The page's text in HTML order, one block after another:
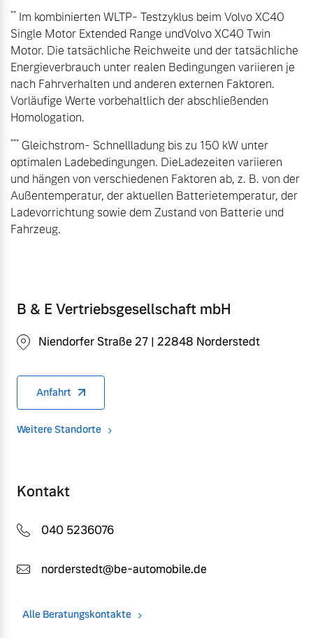
** Im kombinierten WLTP- Testzyklus beim Volvo XC40
Single Motor Extended Range undVolvo XC40 Twin
Motor. Die tatsächliche Reichweite und der tatsächliche
Energieverbrauch unter realen Bedingungen variieren je
nach Fahrverhalten und anderen externen Faktoren.
Vorläufige Werte vorbehaltlich der abschließenden
Homologation.
*** Gleichstrom- Schnellladung bis zu 150 kW unter
optimalen Ladebedingungen. DieLadezeiten variieren
und hängen von verschiedenen Faktoren ab, z. B. von der
Außentemperatur, der aktuellen Batterietemperatur, der
Ladevorrichtung sowie dem Zustand von Batterie und
Fahrzeug.
B & E Vertriebsgesellschaft mbH
Niendorfer Straße 27 | 22848 Norderstedt
Anfahrt
Weitere Standorte
Kontakt
040 5236076
norderstedt@be-automobile.de
Alle Beratungskontakte